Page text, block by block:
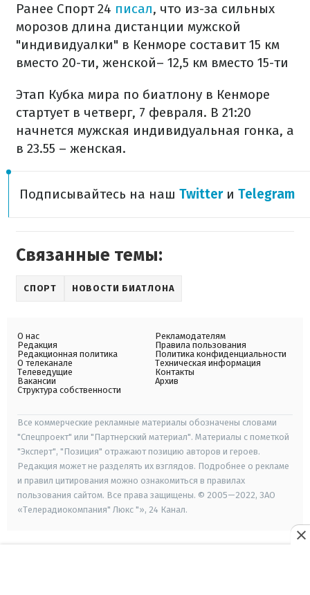
Ранее Спорт 24 писал, что из-за сильных
морозов длина дистанции мужской
"индивидуалки" в Кенморе составит 15 км
вместо 20-ти, женской– 12,5 км вместо 15-ти
Этап Кубка мира по биатлону в Кенморе
стартует в четверг, 7 февраля. В 21:20
начнется мужская индивидуальная гонка, а
в 23.55 – женская.
Подписывайтесь на наш​ Twitterи Telegram
Связанные темы:
СПОРТ НОВОСТИ БИАТЛОНА
О нас
Редакция
Редакционная политика
О телеканале
Телеведущие
Вакансии
Структура собственности
Рекламодателям
Правила пользования
Политика конфиденциальности
Техническая информация
Контакты
Архив
Все коммерческие рекламные материалы обозначены словами
"Спецпроект" или "Партнерский материал". Материалы с пометкой
"Эксперт", "Позиция" отражают позицию авторов и героев.
Редакция может не разделять их взглядов. Подробнее о рекламе
и правил цитирования можно ознакомиться в правилах
пользования сайтом. Все права защищены. © 2005—2022, ЗАО
«Телерадиокомпания" Люкс "», 24 Канал.